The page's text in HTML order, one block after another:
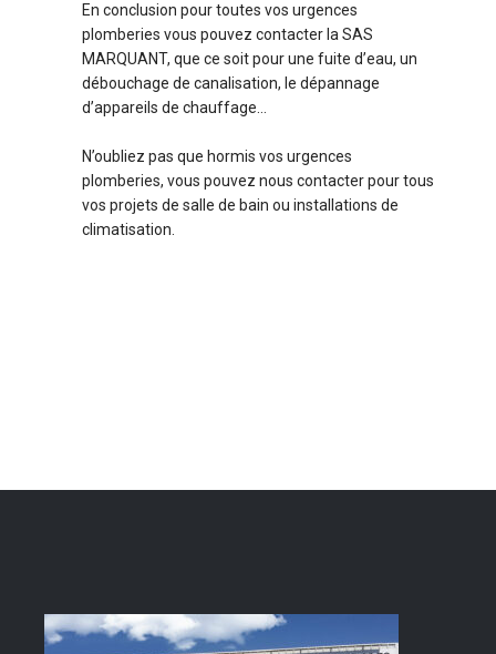
En conclusion pour toutes vos urgences
plomberies vous pouvez contacter la SAS
MARQUANT, que ce soit pour une fuite d’eau, un
débouchage de canalisation, le dépannage
d’appareils de chauffage…
N’oubliez pas que hormis vos urgences
plomberies, vous pouvez nous contacter pour tous
vos projets de salle de bain ou installations de
climatisation.